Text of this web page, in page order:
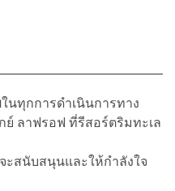
ในทุกการดำเนินการทาง
ย์ ลาฟรอฟ ที่รีสอร์ตริมทะเล
ะสนับสนุนและให้กำลังใจ